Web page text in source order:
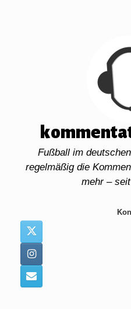
Fußball im
regelmäßig die
mehr –